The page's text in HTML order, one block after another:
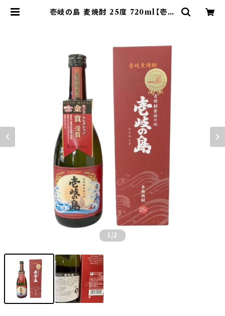
壱岐の島 麦焼酎 25度 720ml【壱岐
1 /2